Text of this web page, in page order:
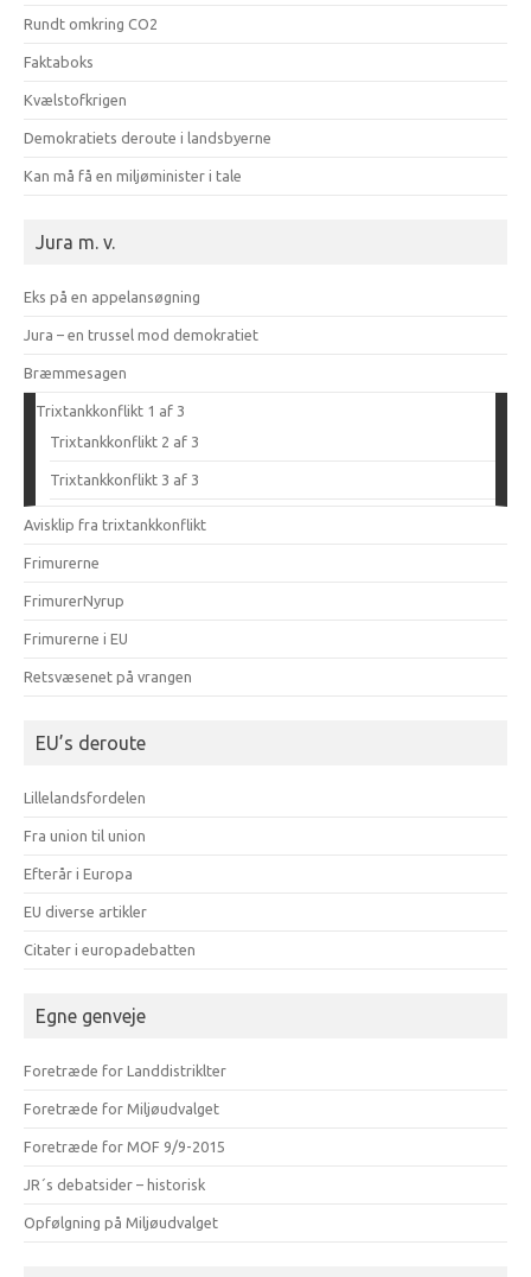
Rundt omkring CO2
Faktaboks
Kvælstofkrigen
Demokratiets deroute i landsbyerne
Kan må få en miljøminister i tale
Jura m. v.
Eks på en appelansøgning
Jura – en trussel mod demokratiet
Bræmmesagen
Trixtankkonflikt 1 af 3
Trixtankkonflikt 2 af 3
Trixtankkonflikt 3 af 3
Avisklip fra trixtankkonflikt
Frimurerne
FrimurerNyrup
Frimurerne i EU
Retsvæsenet på vrangen
EU’s deroute
Lillelandsfordelen
Fra union til union
Efterår i Europa
EU diverse artikler
Citater i europadebatten
Egne genveje
Foretræde for Landdistriklter
Foretræde for Miljøudvalget
Foretræde for MOF 9/9-2015
JR´s debatsider – historisk
Opfølgning på Miljøudvalget